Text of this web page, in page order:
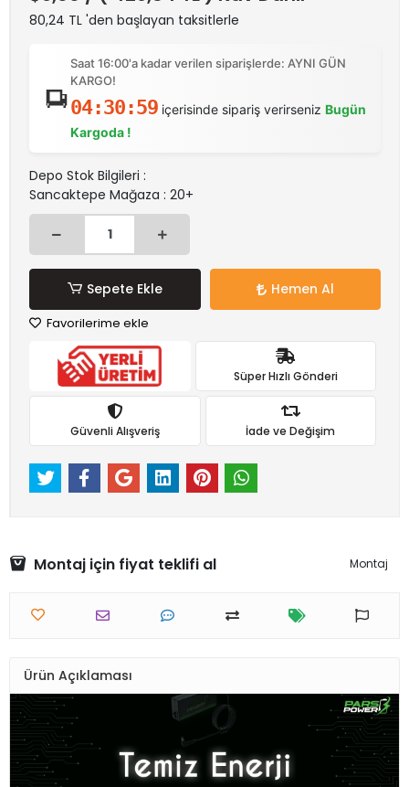
80,24 TL 'den başlayan taksitlerle
Saat 16:00'a kadar verilen siparişlerde: AYNI GÜN
KARGO!
04:30:58içerisinde sipariş verirseniz Bugün
Kargoda !
Depo Stok Bilgileri :
Sancaktepe Mağaza : 20+
Sepete Ekle Hemen Al
Favorilerime ekle
Süper Hızlı Gönderi
Güvenli Alışveriş İade ve Değişim
Montaj için fiyat teklifi al Montaj
Ürün Açıklaması